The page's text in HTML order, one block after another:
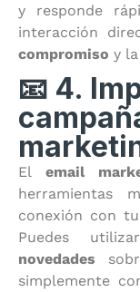
y responde
interacción
compromiso y la
📧 4.
El email
herramientas
conexión con
Puedes
novedades
simplemente